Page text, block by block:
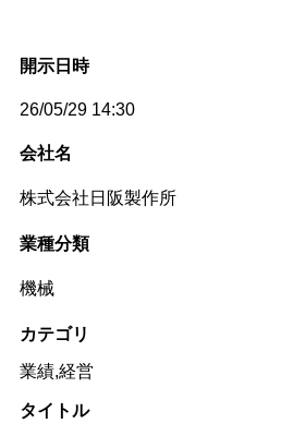
開示日時
26/05/29 14:30
会社名
株式会社日阪製作所
業種分類
機械
カテゴリ
業績,経営
タイトル